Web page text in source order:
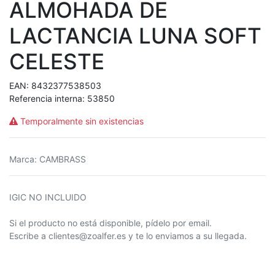
ALMOHADA DE
LACTANCIA LUNA SOFT
CELESTE
EAN: 8432377538503
Referencia interna: 53850
Temporalmente sin existencias
Marca: CAMBRASS
IGIC NO INCLUIDO
Si el producto no está disponible, pídelo por email.
Escribe a clientes@zoalfer.es y te lo enviamos a su llegada.